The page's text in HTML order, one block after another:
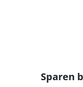
Sparen